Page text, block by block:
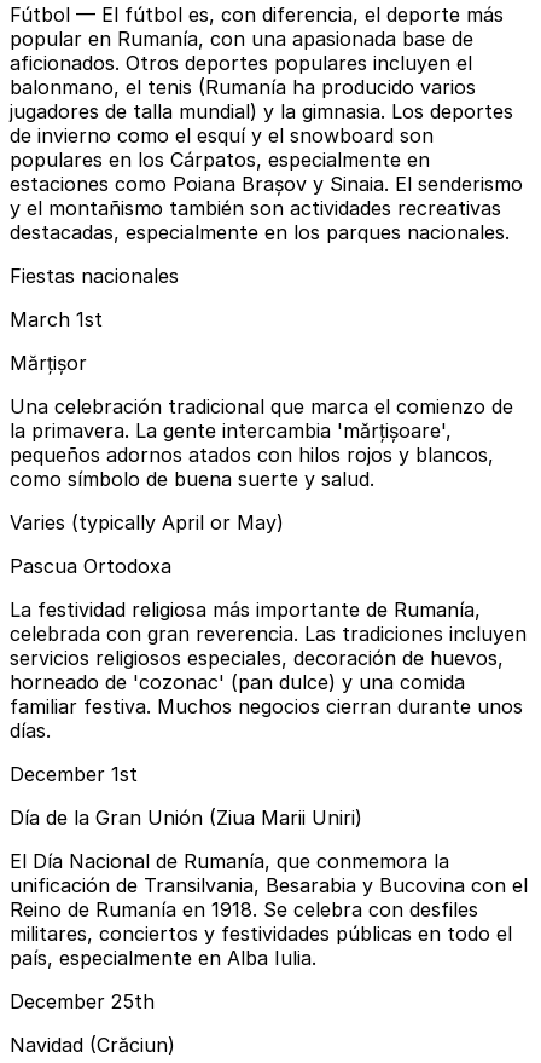
Fútbol — El fútbol es, con diferencia, el deporte más
popular en Rumanía, con una apasionada base de
aficionados. Otros deportes populares incluyen el
balonmano, el tenis (Rumanía ha producido varios
jugadores de talla mundial) y la gimnasia. Los deportes
de invierno como el esquí y el snowboard son
populares en los Cárpatos, especialmente en
estaciones como Poiana Brașov y Sinaia. El senderismo
y el montañismo también son actividades recreativas
destacadas, especialmente en los parques nacionales.
Fiestas nacionales
March 1st
Mărțișor
Una celebración tradicional que marca el comienzo de
la primavera. La gente intercambia 'mărțișoare',
pequeños adornos atados con hilos rojos y blancos,
como símbolo de buena suerte y salud.
Varies (typically April or May)
Pascua Ortodoxa
La festividad religiosa más importante de Rumanía,
celebrada con gran reverencia. Las tradiciones incluyen
servicios religiosos especiales, decoración de huevos,
horneado de 'cozonac' (pan dulce) y una comida
familiar festiva. Muchos negocios cierran durante unos
días.
December 1st
Día de la Gran Unión (Ziua Marii Uniri)
El Día Nacional de Rumanía, que conmemora la
unificación de Transilvania, Besarabia y Bucovina con el
Reino de Rumanía en 1918. Se celebra con desfiles
militares, conciertos y festividades públicas en todo el
país, especialmente en Alba Iulia.
December 25th
Navidad (Crăciun)